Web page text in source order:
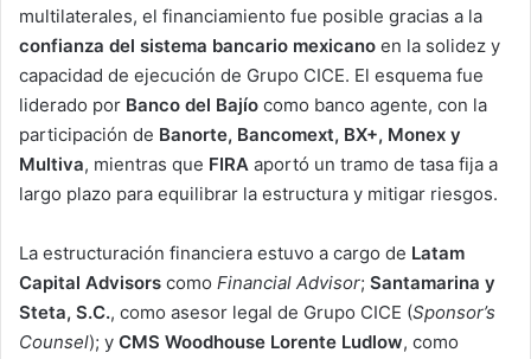
multilaterales, el financiamiento fue posible gracias a la
confianza del sistema bancario mexicano en la solidez y
capacidad de ejecución de Grupo CICE. El esquema fue
liderado por Banco del Bajío como banco agente, con la
participación de Banorte, Bancomext, BX+, Monex y
Multiva, mientras que FIRA aportó un tramo de tasa fija a
largo plazo para equilibrar la estructura y mitigar riesgos.
La estructuración financiera estuvo a cargo de Latam
Capital Advisors como Financial Advisor; Santamarina y
Steta, S.C., como asesor legal de Grupo CICE (Sponsor’s
Counsel); y CMS Woodhouse Lorente Ludlow, como